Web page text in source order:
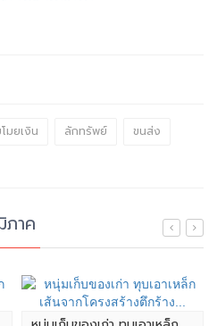
มยเงิน ลักทรัพย์
ขนส่ง
ภาค